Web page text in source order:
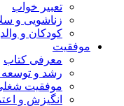
تعبیر خواب
زناشویی و
کودکان و
موفقیت
معرفی کتاب
رشد و
موفقیت
انگیزش و